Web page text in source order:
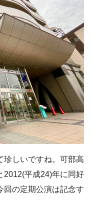
珍しいですね。可部高
2012(平成24)年に同好
回の定期公演は記念す